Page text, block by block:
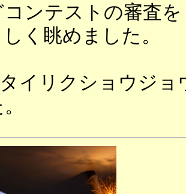
コンテストの審査
く眺めました。
イリクショウジョ